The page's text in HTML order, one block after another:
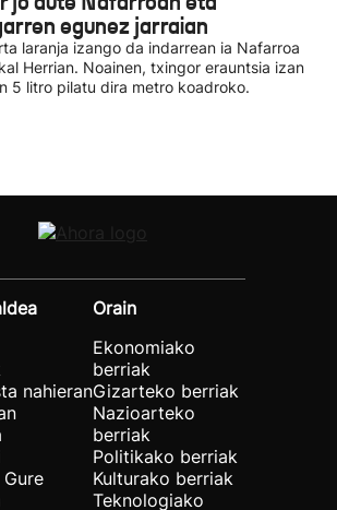
egunez jarraian
laranja izango da indarrean ia Nafarroa
Herrian. Noainen, txingor erauntsia izan
5 litro pilatu dira metro koadroko.
nahieran
Orain
Ekonomiako
berriak
Gizarteko berriak
Nazioarteko
berriak
Politikako berriak
Kulturako berriak
Teknologiako